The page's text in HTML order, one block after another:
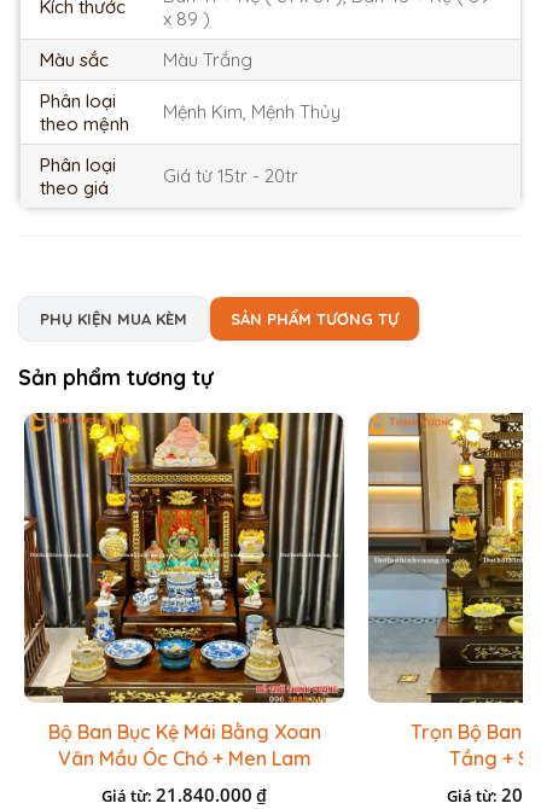
Kích thước
x 89 )
Màu sắc
Màu Trắng
Phân loại
theo mệnh
Mệnh Kim, Mệnh Thủy
Phân loại
theo giá
Giá từ 15tr - 20tr
PHỤ KIỆN MUA KÈM SẢN PHẨM TƯƠNG TỰ
Sản phẩm tương tự
Bộ Ban Bục Kệ Mái Bằng Xoan
Vân Mầu Óc Chó + Men Lam
Xanh
Giá từ:21.840.000 ₫
Trọn Bộ Ban
Tầng +
Giá từ: